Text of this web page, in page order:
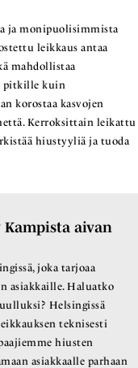
ja monipuolisimmista
leikkaus antaa
mahdollistaa
pitkille kuin
korostaa kasvojen
Kerroksittain leikattu
hiustyyliä ja tuoda
aivan
joka tarjoaa
asiakkaille. Haluatko
Helsingissä
teknisesti
hiusten
asiakkaalle parhaan